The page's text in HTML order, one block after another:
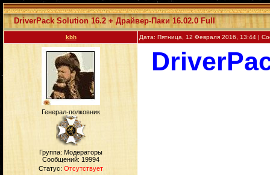
DriverPack Solution 16.2 + Драйвер-Паки 16.02.0 Full
kbh Дата: Пятница, 12 Февраля 2016, 13:44 |
Генерал-полковник
Группа: Модераторы
Сообщений: 19994
Статус: Отсутствует